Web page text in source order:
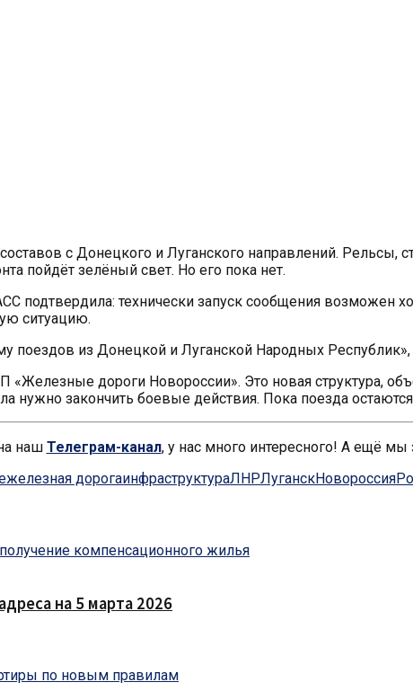
с Донецкого и Луганского направлений. Рельсы,
пойдёт зелёный свет. Но его пока нет.
подтвердила: технически запуск сообщения возможен
ситуацию.
поездов из Донецкой и Луганской Народных
дороги Новороссии». Это новая структура,
нужно закончить боевые действия. Пока поезда
наш Телеграм-канал, у нас много интересного! А ещё мы
железная дорогаинфраструктураЛНРЛуганскНовороссия
на 5 марта 2026